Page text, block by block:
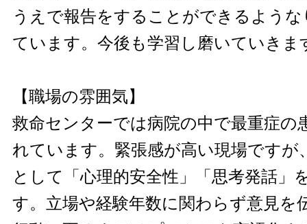
うえで報告をすることができるよう
ています。今後も学習し磨いていきま
【職場の雰囲気】
救命センターでは病院の中で最重症の
れています。緊張感が高い現場ですが
として「心理的安全性」「思考発話」
す。立場や経験年数に関わらず意見を